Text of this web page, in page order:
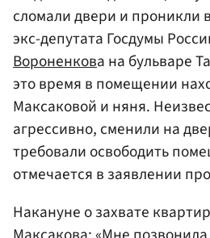
сломали двери и проникли
экс-депутата Госдумы
Вороненкова на бульваре
это время в помещении
Максаковой и няня.
агрессивно, сменили на
требовали освободить
отмечается в заявлении
Накануне о захвате